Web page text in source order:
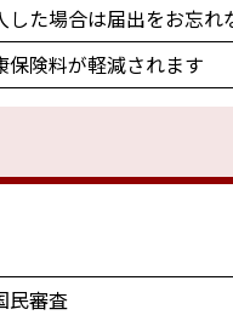
た場合は届出をお忘れ
険料が軽減されます
民審査